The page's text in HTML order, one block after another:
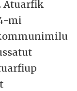
Atuarfik
mi